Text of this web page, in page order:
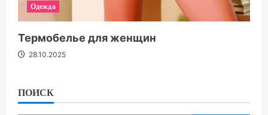
Одежда
Термобелье для женщин
28.10.2025
ПОИСК